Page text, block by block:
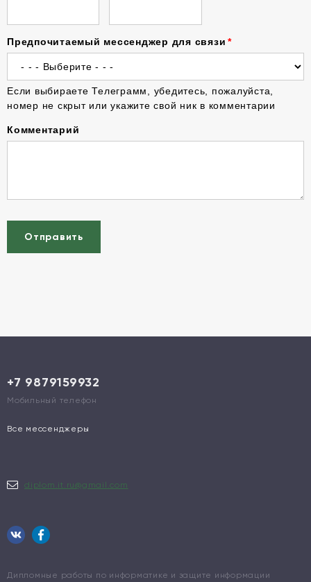
Предпочитаемый мессенджер для связи
Если выбираете Телеграмм, убедитесь, пожалуйста,
номер не скрыт или укажите свой ник в комментарии
Комментарий
Отправить
+7 9879159932
Мобильный телефон
Все мессенджеры
diplom.it.ru@gmail.com
Дипломные работы по информатике и защите информации